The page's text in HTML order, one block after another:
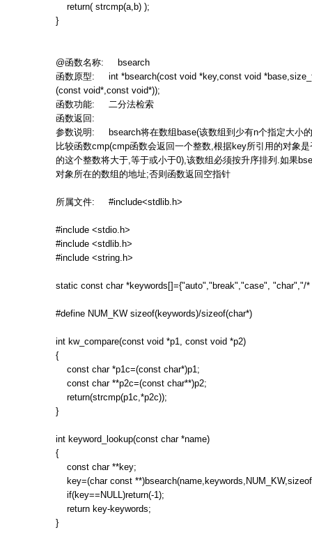
return( strcmp(a,b) );
}
@函数名称: bsearch
函数原型: int *bsearch(cost void *key,const void
(const void*,const void*));
函数功能:
二分法检索
函数返回:
参数说明: bsearch将在数组base(该数组到少有n个指定大小
比较函数cmp(cmp函数会返回一个整数 根据key所引用的对象
的这个整数将大于 等于或小于0), 该数组必须按升序排列 如果
对象所在的数组的地址;否则函数返回空指针
所属文件: #include<stdlib.h>
#include <stdio.h>
#include <stdlib.h>
#include <string.h>
static const char *keywords[]={"auto","break","case", "char","/
#define NUM_KW sizeof(keywords)/sizeof(char*)
int kw_compare(const void *p1, const void *p2)
{
const char *p1c=(const char*)p1;
const char **p2c=(const char**)p2;
return(strcmp(p1c,*p2c));
}
int keyword_lookup(const char *name)
{
const char **key;
key=(char const
if(key==NULL)return(-1);
return key-keywords;
}